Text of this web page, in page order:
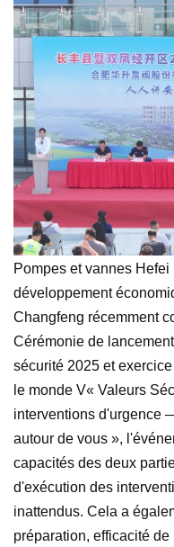
Pompes et vannes
développement
Changfeng récemment
Cérémonie de
sécurité 2025 et
le monde V« Valeurs
interventions d'urgence
autour de vous »,
capacités des deux
d'exécution des
inattendus. Cela a
préparation, efficacité